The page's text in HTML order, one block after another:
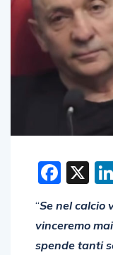
X
“Se nel calcio
vinceremo
spende tanti